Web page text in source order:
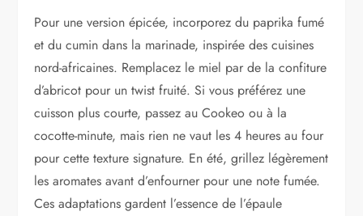
Pour une version épicée, incorporez du paprika fumé
et du cumin dans la marinade, inspirée des cuisines
nord-africaines. Remplacez le miel par de la confiture
d’abricot pour un twist fruité. Si vous préférez une
cuisson plus courte, passez au Cookeo ou à la
cocotte-minute, mais rien ne vaut les 4 heures au four
pour cette texture signature. En été, grillez légèrement
les aromates avant d’enfourner pour une note fumée.
Ces adaptations gardent l’essence de l’épaule